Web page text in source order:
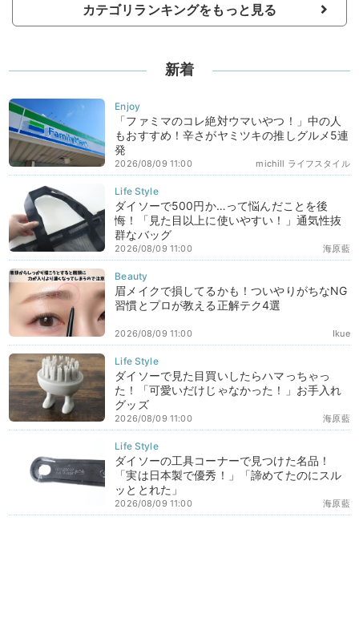
カテゴリランキングをもっと見る
新着
「ファミマのコレ絶対ウマいやつ！」中の人
もおすすめ！辛さがヤミツキの推しグルメ5連
発
michill ライフスタイル
2026/08/09 11:00
ダイソーで500円か…って悩んだことを後
悔！「見た目以上に使いやすい！」通気性抜
群なバッグ
海原藍
2026/08/09 11:00
眉メイクで損してるかも！ついやりがちなNG
習慣とプロが教える正解テク4選
Ikue
2026/08/09 11:00
ダイソーで見た目買いしたらハマっちゃっ
た！「可愛いだけじゃなかった！」お手入れ
グッズ
海原藍
2026/08/09 11:00
ダイソーの工具コーナーで見つけた名品！
「実は日本製で優秀！」「諦めてたのにスル
ッととれた」
海原藍
2026/08/09 11:00